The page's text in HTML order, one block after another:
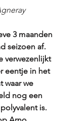
3 maanden
seizoen af.
verwezenlijkt
eentje in het
waar we
nog een
is.